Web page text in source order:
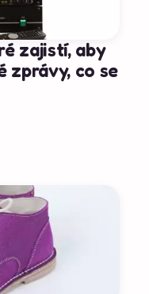
zajistí, aby
zprávy, co se